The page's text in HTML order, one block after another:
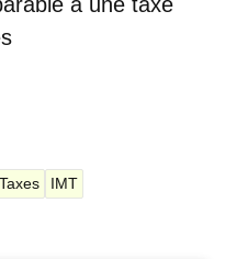
Taxes IMT